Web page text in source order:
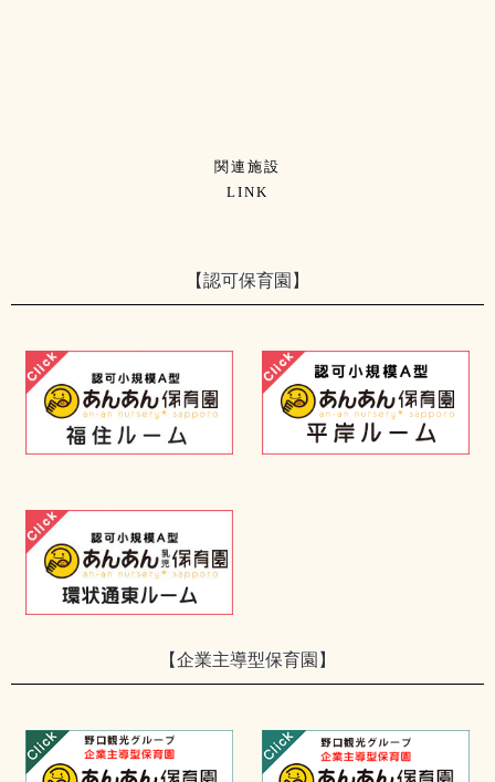
関連施設
LINK
【認可保育園】
【企業主導型保育園】